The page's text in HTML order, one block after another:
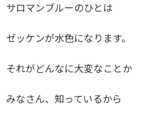
サロマンブルーのひとは
ゼッケンが水色になります。
それがどんなに大変なことか
みなさん、知っているから